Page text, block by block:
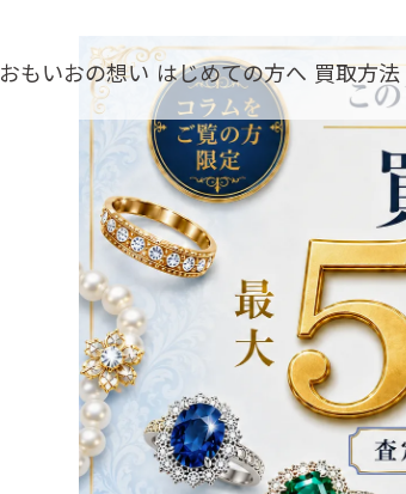
おもいおの想い はじめての方へ 買取方法